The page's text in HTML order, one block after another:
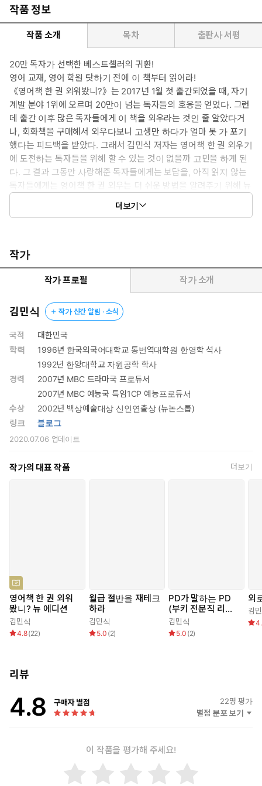
작품 정보
작품 소개 목차 출판사 서평
20만 독자가 선택한 베스트셀러의 귀환!
영어 교재, 영어 학원 탓하기 전에 이 책부터 읽어라!
《영어책 한 권 외워봤니?》는 2017년 1월 첫 출간되었을 때, 자기
계발 분야 1위에 오르며 20만이 넘는 독자들의 호응을 얻었다. 그런
데 출간 이후 많은 독자들에게 이 책을 외우라는 것인 줄 알았다거
나, 회화책을 구매해서 외우다보니 고생만 하다가 얼마 못 가 포기
했다는 피드백을 받았다. 그래서 김민식 저자는 영어책 한 권 외우기
에 도전하는 독자들을 위해 할 수 있는 것이 없을까 고민을 하게 된
다. 그 결과 그동안 사랑해준 독자들에게는 보답을, 아직 읽지 않는
독자들에게는 영어책 한 권 외우는 더 쉬운 방법을 알려주기 위해 뉴
에디션을 준비했다. 그렇게 해서 나온 이 책 《영어책 한 권 외워봤
니? 뉴 에디션》을 읽고 책 속 부록만 외우면 누구나 영어 말문이 트
더보기
작가
작가 프로필 작가 소개
김민식 작가 신간 알림 · 소식
국적
대한민국
학력
1996년 한국외국어대학교 통번역대학원 한영학 석사
1992년 한양대학교 자원공학 학사
경력
2007년 MBC 드라마국 프로듀서
2007년 MBC 예능국 특임1CP 예능프로듀서
수상
2002년 백상예술대상 신인연출상 (뉴논스톱)
링크
블로그
2020.07.06 업데이트
작가의 대표 작품 더보기
영어책 한 권 외워
봤니? 뉴 에디션
김민식
4.8(22)
월급 절반을 재테크
하라
김민식
5.0 (2)
PD가 말하는 PD
(부키 전문직 리포
트 1)
김민식
5.0 (2)
외
김
리뷰
4.8 구매자 별점 22명 평가
별점 분포 보기
이 작품을 평가해 주세요!